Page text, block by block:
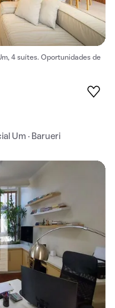
4 suítes. Oportunidades de
Um · Barueri